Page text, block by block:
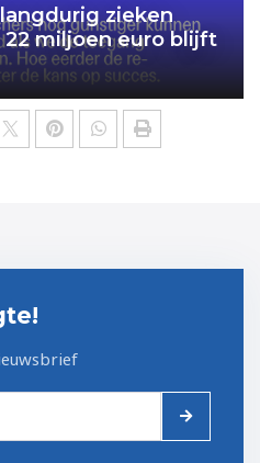
zieken
miljoen euro blijft